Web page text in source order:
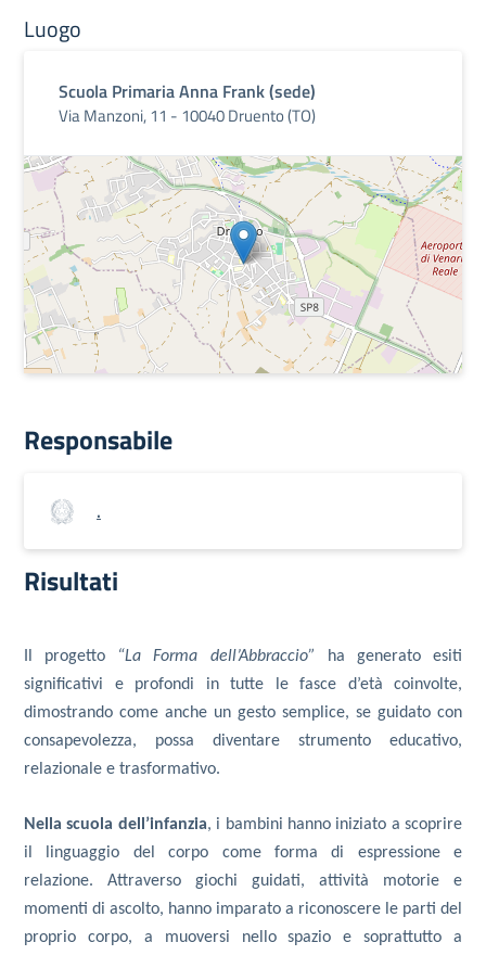
Luogo
Scuola Primaria Anna Frank (sede)
Via Manzoni, 11 - 10040 Druento (TO)
Responsabile
.
Risultati
Il progetto “La Forma dell’Abbraccio” ha generato esiti
significativi e profondi in tutte le fasce d’età coinvolte,
dimostrando come anche un gesto semplice, se guidato con
consapevolezza, possa diventare strumento educativo,
relazionale e trasformativo.
Nella scuola dell’infanzia, i bambini hanno iniziato a scoprire
il linguaggio del corpo come forma di espressione e
relazione. Attraverso giochi guidati, attività motorie e
momenti di ascolto, hanno imparato a riconoscere le parti del
proprio corpo, a muoversi nello spazio e soprattutto a